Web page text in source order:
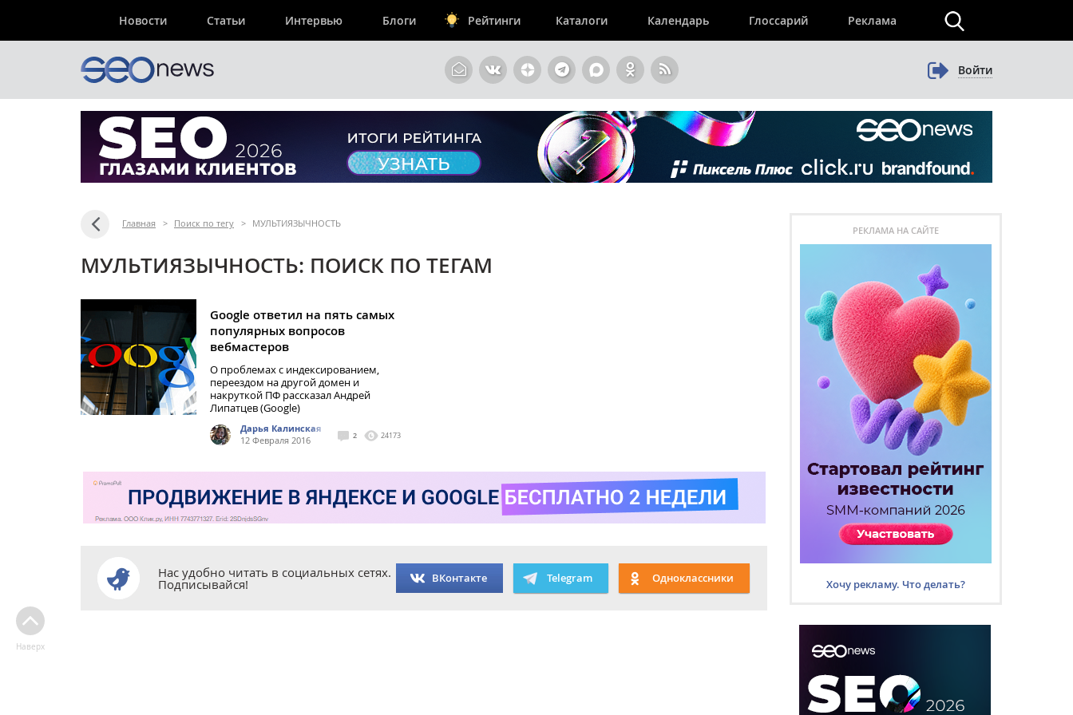
Новости Статьи Интервью Блоги Рейтинги Каталоги Календарь Глоссарий Реклама
Войти
Главная > Поиск по тегу > МУЛЬТИЯЗЫЧНОСТЬ
МУЛЬТИЯЗЫЧНОСТЬ: ПОИСК ПО ТЕГАМ
Google ответил на пять самых
популярных вопросов
вебмастеров
О проблемах с индексированием,
переездом на другой домен и
накруткой ПФ рассказал Андрей
Липатцев (Google)
Дарья Калинская
12 Февраля 2016
2 24173
Нас удобно читать в социальных сетях.
Подписывайся! ВКонтакте Telegram Одноклассники
Наверх
РЕКЛАМА НА САЙТЕ
Хочу рекламу. Что делать?